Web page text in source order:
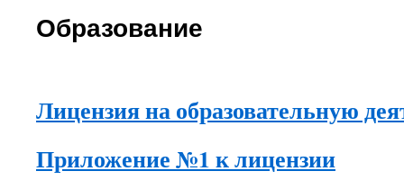
Образование
Лицензия на образовательную
Приложение №1 к лицензии